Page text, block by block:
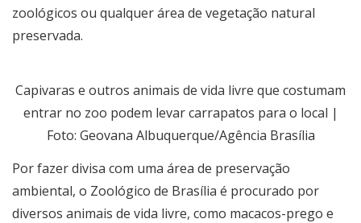
zoológicos ou qualquer área de vegetação natural
preservada.
Capivaras e outros animais de vida livre que costumam
entrar no zoo podem levar carrapatos para o local |
Foto: Geovana Albuquerque/Agência Brasília
Por fazer divisa com uma área de preservação
ambiental, o Zoológico de Brasília é procurado por
diversos animais de vida livre, como macacos-prego e